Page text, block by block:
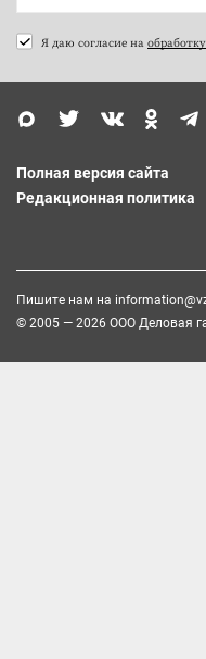
Я даю согласие на
Полная версия сайта
Редакционная политика
Пишите нам на
© 2005 — 2026 ООО Деловая